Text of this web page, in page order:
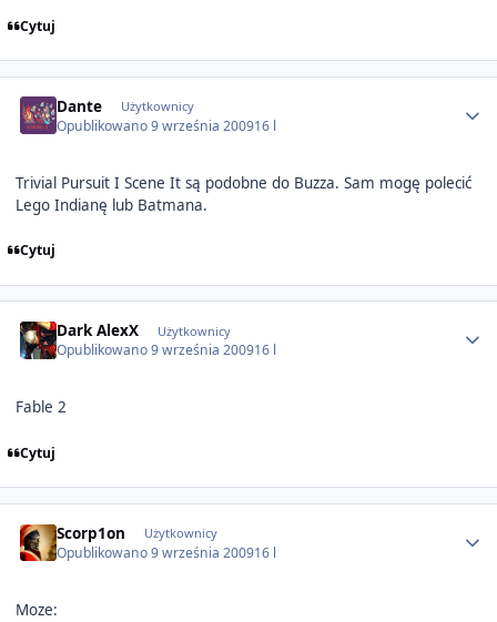
Cytuj
Dante Użytkownicy
Opublikowano9 września 200916 l
Trivial Pursuit I Scene It są podobne do Buzza. Sam mogę polecić
Lego Indianę lub Batmana.
Cytuj
Dark AlexX Użytkownicy
Opublikowano9 września 200916 l
Fable 2
Cytuj
Scorp1on Użytkownicy
Opublikowano9 września 200916 l
Moze: